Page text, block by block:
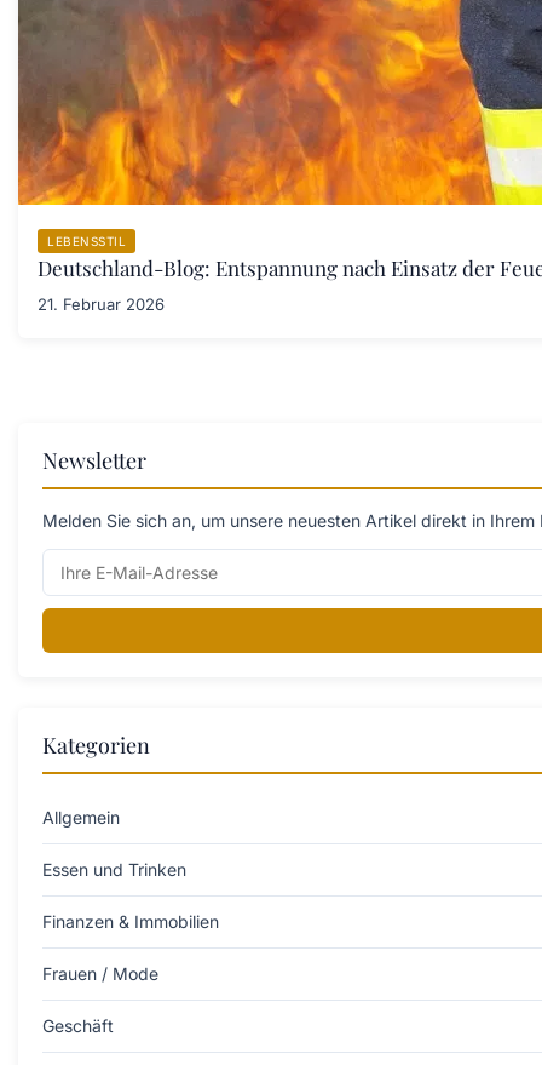
LEBENSSTIL
Deutschland-Blog: Entspannung nach Einsatz der
21. Februar 2026
Newsletter
Melden Sie sich an, um unsere neuesten Artikel direkt in
Kategorien
Allgemein
Essen und Trinken
Finanzen & Immobilien
Frauen / Mode
Geschäft